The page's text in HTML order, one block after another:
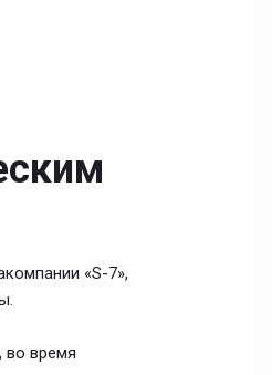
«S-7»,
во время